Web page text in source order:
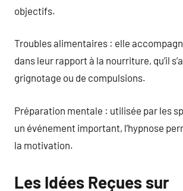
objectifs.
Troubles alimentaires : elle
dans leur rapport à la nourriture, qu’il
grignotage ou de compulsions.
Préparation mentale : utilisée par les
un événement important, l’hypnose
la motivation.
Les Idées Reçues sur